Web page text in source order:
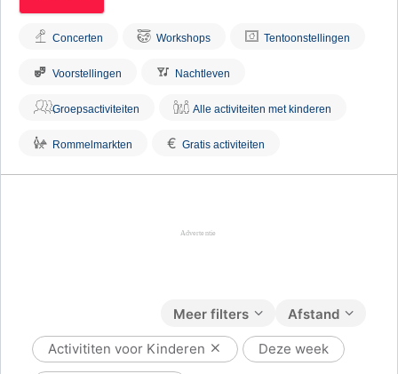
Concerten Workshops Tentoonstellingen
Voorstellingen Nachtleven
Groepsactiviteiten Alle activiteiten met kinderen
Rommelmarkten € Gratis activiteiten
Afstand
Meer filters
Activititen voor Kinderen Deze week